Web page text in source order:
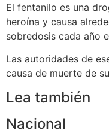
El fentanilo es una
heroína y causa
sobredosis cada año
Las autoridades de
causa de muerte de
Lea también
Nacional